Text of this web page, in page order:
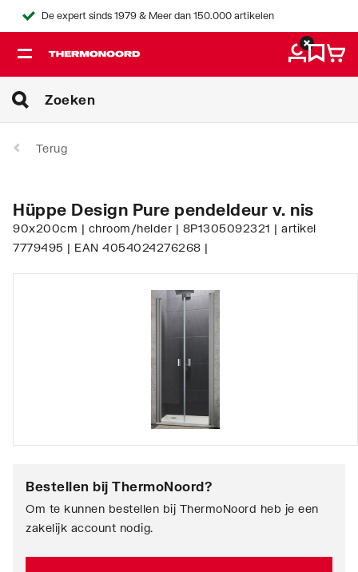
De expert sinds 1979 & Meer dan 150.000 artikelen
Terug
Hüppe Design Pure pendeldeur v. nis
90x200cm | chroom/helder | 8P1305092321 | artikel
7779495 | EAN 4054024276268 |
Bestellen bij ThermoNoord?
Om te kunnen bestellen bij ThermoNoord heb je een
zakelijk account nodig.